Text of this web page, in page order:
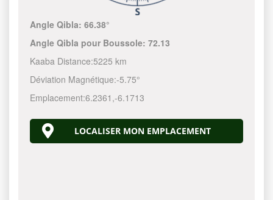
Angle Qibla:66.38°
Angle Qibla pour Boussole:72.13
Kaaba Distance:5225 km
Déviation Magnétique:-5.75°
Emplacement:6.2361 ,-6.1713
LOCALISER MON EMPLACEMENT